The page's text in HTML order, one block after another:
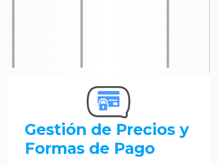
Gestión de Precios y
Formas de Pago